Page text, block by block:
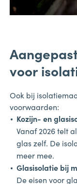
voor
Ook bij
voorwaarden:
Kozijn- en
Vanaf 2026 telt
glas zelf. De
meer mee.
Glasisolatie bij
De eisen voor